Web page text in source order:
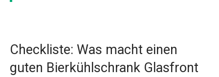
Checkliste: Was macht einen
guten Bierkühlschrank Glasfront